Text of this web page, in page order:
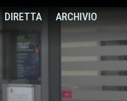
DIRETTA ARCHIVIO